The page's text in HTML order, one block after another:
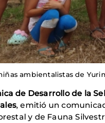
ambientalistas de
de Desarrollo de la
, emitió un
y de Fauna